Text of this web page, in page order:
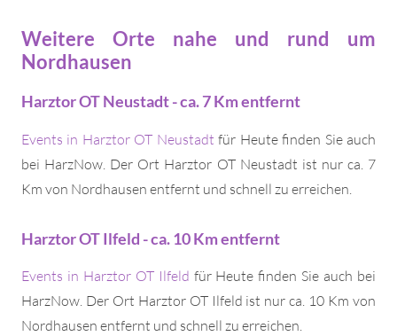
Weitere Orte nahe und rund um
Nordhausen
Harztor OT Neustadt - ca. 7 Km entfernt
Events in Harztor OT Neustadt für Heute finden Sie auch
bei HarzNow. Der Ort Harztor OT Neustadt ist nur ca. 7
Km von Nordhausen entfernt und schnell zu erreichen.
Harztor OT Ilfeld - ca. 10 Km entfernt
Events in Harztor OT Ilfeld für Heute finden Sie auch bei
HarzNow. Der Ort Harztor OT Ilfeld ist nur ca. 10 Km von
Nordhausen entfernt und schnell zu erreichen.